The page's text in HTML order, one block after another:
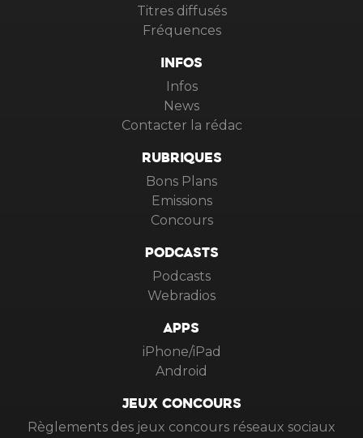
Titres diffusés
Fréquences
INFOS
Infos
News
Contacter la rédac
RUBRIQUES
Bons Plans
Emissions
Concours
PODCASTS
Podcasts
Webradios
APPS
iPhone/iPad
Android
JEUX CONCOURS
Règlements des jeux concours réseaux sociaux